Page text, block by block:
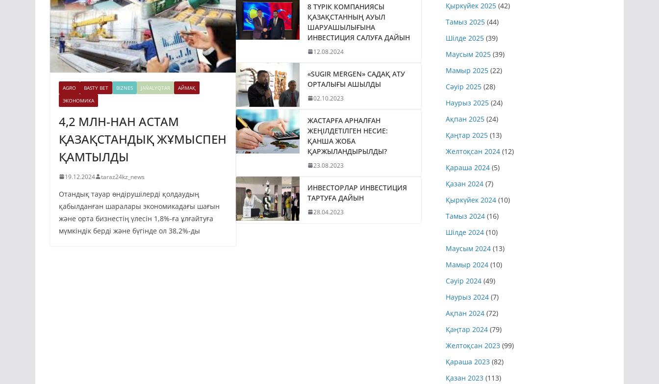
AGRO BASTY BET BIZNES JAŃALYQTAR
АЙМАҚ
ЭКОНОМИКА
4,2 МЛН-НАН АСТАМ
ҚАЗАҚСТАНДЫҚ ЖҰМЫСПЕН
ҚАМТЫЛДЫ
19.12.2024 taraz24kz_news
Отандық тауар өндірушілерді қолдаудың
қабылданған шаралары экономикадағы шағын
және орта бизнестің үлесін 1,8%-ға ұлғайтуға
мүмкіндік берді және бүгінде ол 38,2%-ды
8 ТҮРІК КОМПАНИЯСЫ
ҚАЗАҚСТАННЫҢ АУЫЛ
ШАРУАШЫЛЫҒЫНА
ИНВЕСТИЦИЯ САЛУҒА ДАЙЫН
12.08.2024
«SUGIR MERGEN» САДАҚ АТУ
ОРТАЛЫҒЫ АШЫЛДЫ
02.10.2023
ЖАСТАРҒА АРНАЛҒАН
ЖЕҢІЛДЕТІЛГЕН НЕСИЕ:
ҚАНША ЖОБА
ҚАРЖЫЛАНДЫРЫЛДЫ?
23.08.2023
ИНВЕСТОРЛАР ИНВЕСТИЦИЯ
ТАРТУҒА ДАЙЫН
28.04.2023
Қыркүйек 2025 (42)
Тамыз 2025 (44)
Шілде 2025 (39)
Маусым 2025 (39)
Мамыр 2025 (22)
Сәуір 2025 (28)
Наурыз 2025 (24)
Ақпан 2025 (24)
Қаңтар 2025 (13)
Желтоқсан 2024 (12)
Қараша 2024 (5)
Қазан 2024 (7)
Қыркүйек 2024 (10)
Тамыз 2024 (16)
Шілде 2024 (10)
Маусым 2024 (13)
Мамыр 2024 (10)
Сәуір 2024 (49)
Наурыз 2024 (7)
Ақпан 2024 (72)
Қаңтар 2024 (79)
Желтоқсан 2023 (99)
Қараша 2023 (82)
Қазан 2023 (113)